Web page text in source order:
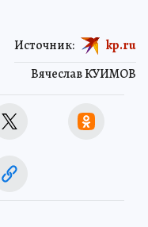
Вячеслав КУИМОВ
Источник: kp.ru